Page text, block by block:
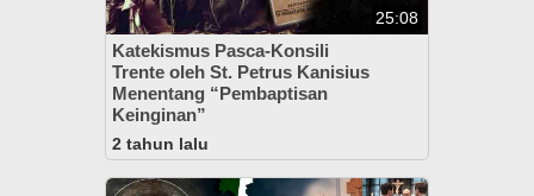
25:08
Katekismus Pasca-Konsili
Trente oleh St. Petrus Kanisius
Menentang “Pembaptisan
Keinginan”
2 tahun lalu